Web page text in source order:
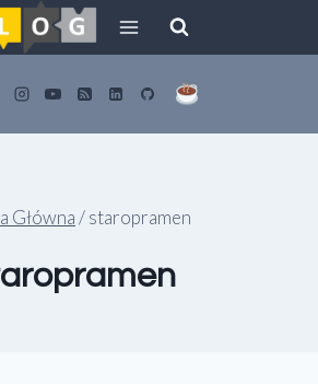
Główna/staropramen